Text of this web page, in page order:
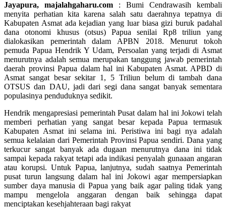
Jayapura, majalahgaharu.com : Bumi Cendrawasih kembali
menyita perhatian kita karena salah satu daerahnya tepatnya di
Kabupaten Asmat ada kejadian yang luar biasa gizi buruk padahal
dana otonomi khusus (otsus) Papua senilai Rp8 triliun yang
dialokasikan pemerintah dalam APBN 2018. Menurut tokoh
pemuda Papua Hendrik Y Udam, Persoalan yang terjadi di Asmat
menurutnya adalah semua merupakan tanggung jawab pemerintah
daerah provinsi Papua dalam hal ini Kabupaten Asmat. APBD di
Asmat sangat besar sekitar 1, 5 Triliun belum di tambah dana
OTSUS dan DAU, jadi dari segi dana sangat banyak sementara
populasinya penduduknya sedikit.
Hendrik mengapresiasi pemerintah Pusat dalam hal ini Jokowi telah
memberi perhatian yang sangat besar kepada Papua termasuk
Kabupaten Asmat ini selama ini. Peristiwa ini bagi nya adalah
semua kelalaian dari Pemerintah Provinsi Papua sendiri. Dana yang
terkucur sangat banyak ada dugaan menurutnya dana ini tidak
sampai kepada rakyat tetapi ada indikasi penyalah gunaaan angaran
atau korupsi. Untuk Papua, lanjutnya, sudah saatnya Pemerintah
pusat turun langsung dalam hal ini Jokowi agar mempersiapkan
sumber daya manusia di Papua yang baik agar paling tidak yang
mampu mengelola anggaran dengan baik sehingga dapat
menciptakan kesehjahteraan bagi rakyat